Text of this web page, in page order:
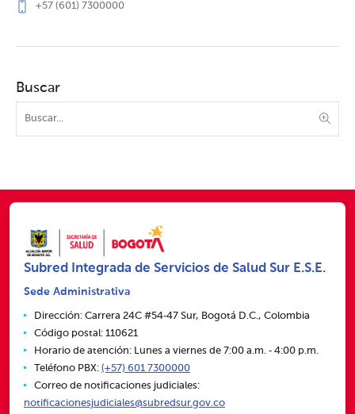
+57 (601) 7300000
Buscar
Subred Integrada de Servicios de Salud Sur E.S.E.
Sede Administrativa
Dirección: Carrera 24C #54‑47 Sur, Bogotá D.C., Colombia
Código postal: 110621
Horario de atención: Lunes a viernes de 7:00 a.m. ‑ 4:00 p.m.
Teléfono PBX: (+57) 601 7300000
Correo de notificaciones judiciales:
notificacionesjudiciales@subredsur.gov.co